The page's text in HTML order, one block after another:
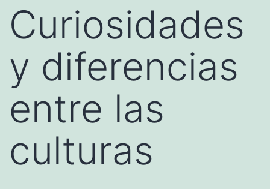
Curiosidades
y diferencias
entre las
culturas